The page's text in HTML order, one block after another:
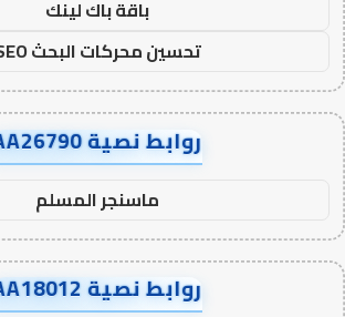
باقة باك لينك
تحسين محركات البحث SEO
روابط نصية AA26790
ماسنجر المسلم
روابط نصية AA18012